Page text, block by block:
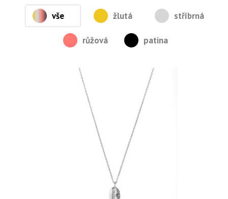
vše žlutá stříbrná
růžová patina